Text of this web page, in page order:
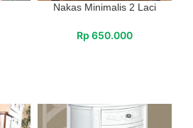
Nakas Minimalis 2 Laci
Rp 650.000